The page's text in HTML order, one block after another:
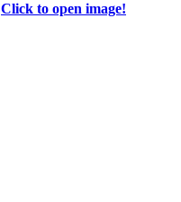
Click to open image!